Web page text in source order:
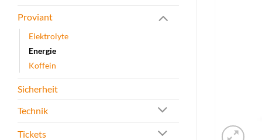
Proviant
Elektrolyte
Energie
Koffein
Sicherheit
Technik
Tickets